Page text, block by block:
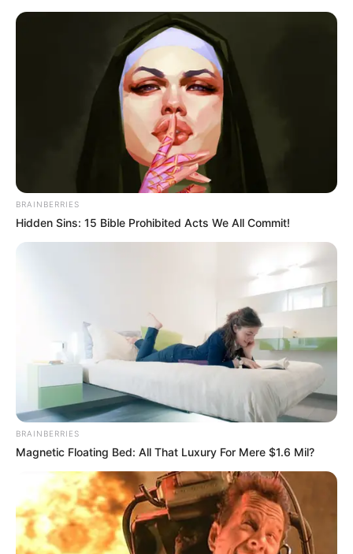
Перейти
Groza-news.info
Громада Закарпаття
Я їх за пару днів згодую
пацієнтам: у медзакладі
Ужгородщині людей частують
протермінованими продуктами
КВІ 25, 2025
BRAINBERRIES
Hidden Sins: 15 Bible Prohibited Acts We All Commit!
BRAINBERRIES
Magnetic Floating Bed: All That Luxury For Mere $1.6 Mil?